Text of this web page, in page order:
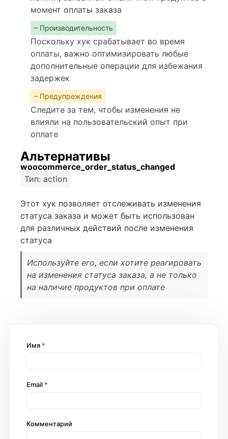
момент оплаты заказа
– Производительность
Поскольку хук срабатывает во время
оплаты, важно оптимизировать любые
дополнительные операции для избежания
задержек
– Предупреждения
Следите за тем, чтобы изменения не
влияли на пользовательский опыт при
оплате
Альтернативы
woocommerce_order_status_changed
Тип: action
Этот хук позволяет отслеживать изменения
статуса заказа и может быть использован
для различных действий после изменения
статуса
Используйте его, если хотите реагировать
на изменения статуса заказа, а не только
на наличие продуктов при оплате
Комментарий
Имя *
Email *